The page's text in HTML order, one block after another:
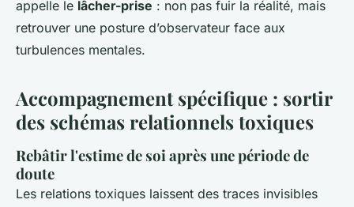
appelle le lâcher-prise : non pas fuir la réalité, mais
retrouver une posture d’observateur face aux
turbulences mentales.
Accompagnement spécifique : sortir
des schémas relationnels toxiques
Rebâtir l'estime de soi après une période de
doute
Les relations toxiques laissent des traces invisibles